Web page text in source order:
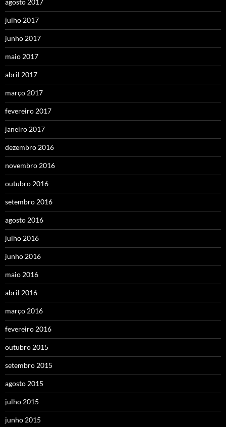
agosto 2017
julho 2017
junho 2017
maio 2017
abril 2017
março 2017
fevereiro 2017
janeiro 2017
dezembro 2016
novembro 2016
outubro 2016
setembro 2016
agosto 2016
julho 2016
junho 2016
maio 2016
abril 2016
março 2016
fevereiro 2016
outubro 2015
setembro 2015
agosto 2015
julho 2015
junho 2015